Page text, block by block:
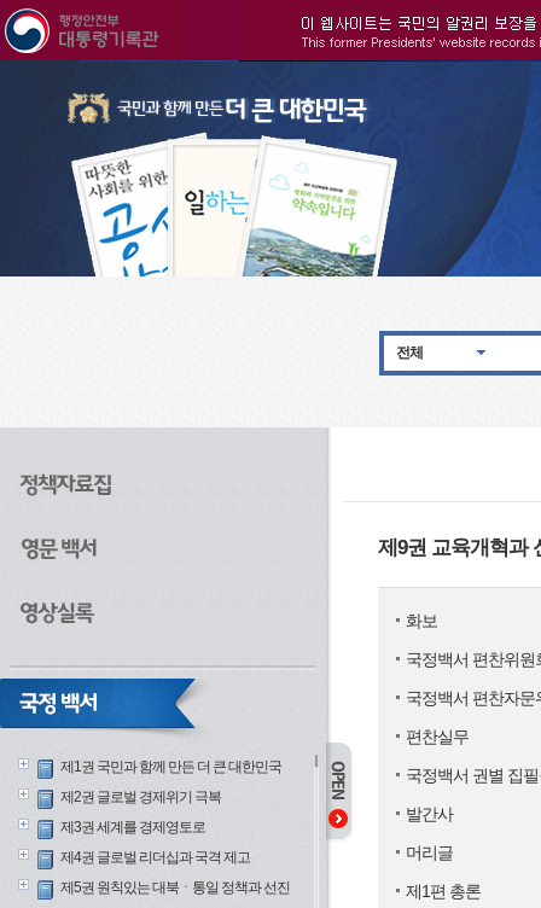
전체
제1권 국민과 함께 만든 더 큰 대한민국
제2권 글로벌 경제위기 극복
제3권 세계를 경제영토로
제4권 글로벌 리더십과 국격 제고
제5권 원칙있는 대북ㆍ통일 정책과 선진안보
제9권 교육개혁과
화보
국정백서 편찬위원
국정백서 편찬자문
편찬실무
국정백서 권별 집
발간사
머리글
제1편 총론